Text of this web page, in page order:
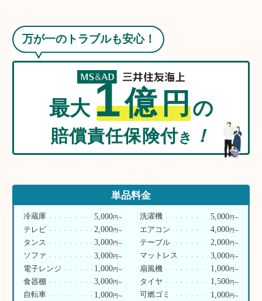
万が一のトラブルも安心！
最大1億円の
賠償責任保険付き ！
単品料金
冷蔵庫 5,000円〜 洗濯機 5,000円〜
テレビ 2,000円〜 エアコン 4,000円〜
タンス 3,000円〜 テーブル 2,000円〜
ソファ 3,000円〜 マットレス 3,000円〜
電子レンジ 1,000円〜 扇風機 1,000円〜
食器棚 3,000円〜 タイヤ 1,500円〜
自転車 1,000円〜 可燃ゴミ 1,000円〜